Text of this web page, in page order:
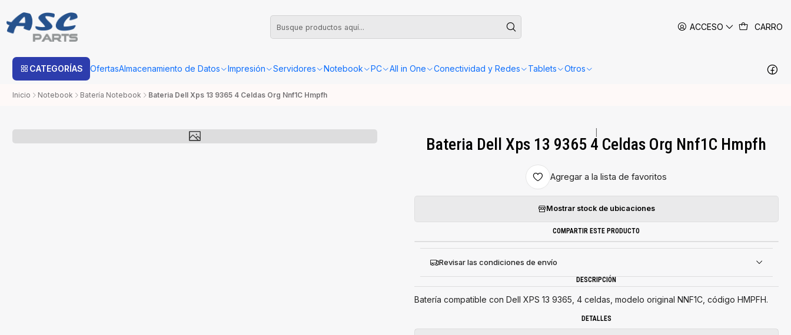
ACCESO CARRO
CATEGORÍAS OfertasAlmacenamiento de Datos Impresión Servidores Notebook PC All in One Conectividad y Redes Tablets Otros
Estimado cliente: Una vez su compra sea procesada con Boleta o Factura, la confirmación de retiro o envío se gestionará dentro de las siguientes 24-48 horas hábiles en Santiago.
Inicio Notebook Batería Notebook Bateria Dell Xps 13 9365 4 Celdas Org Nnf1C Hmpfh
Bateria Dell Xps 13 9365 4 Celdas Org Nnf1C Hmpfh
Agregar a la lista de favoritos
Mostrar stock de ubicaciones
COMPARTIR ESTE PRODUCTO
Revisar las condiciones de envío
DESCRIPCIÓN
Batería compatible con Dell XPS 13 9365, 4 celdas, modelo original NNF1C, código HMPFH.
DETALLES